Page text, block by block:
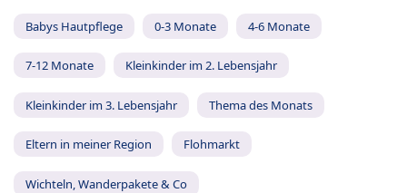
Babys Hautpflege 0-3 Monate 4-6 Monate
7-12 Monate Kleinkinder im 2. Lebensjahr
Kleinkinder im 3. Lebensjahr Thema des Monats
Eltern in meiner Region Flohmarkt
Wichteln, Wanderpakete & Co